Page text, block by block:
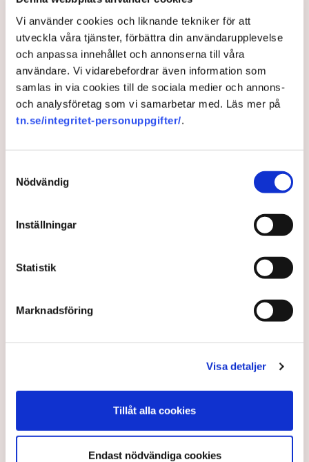
Vi använder cookies och liknande tekniker för att
utveckla våra tjänster, förbättra din användarupplevelse
och anpassa innehållet och annonserna till våra
användare. Vi vidarebefordrar även information som
samlas in via cookies till de sociala medier och annons-
och analysföretag som vi samarbetar med. Läs mer på
tn.se/integritet-personuppgifter/.
Nödvändig
Inställningar
Statistik
Marknadsföring
Visa detaljer
Tillåt alla cookies
Endast nödvändiga cookies
AI-sammanfattning
Torvtäkten i Grimsås har stoppats av aktivister
sedan 28 juli.
Polisen kritiseras för bristande agerande vid
aktionerna.
Polisinspektör Anna-Lena Mann förklarar polisens
40 personer misstänks med cirka 120
Polisen använder drönare och uniformerad polis
Samtidigt är polisarbetet komplext när det gäller
agera tillräckligt då aktionerna kan fortgå för öppen ridå.
resurserinte är tillräckliga
för att skydda verksamheten
I enledare i Svenska Dagbladetskrev Tove Lifvendahl
att polisen ”behöver utveckla sina metoder för att
och varnade för att det annars råder ”djungelns lag”.
På sociala medier ifrågasätts det om allemansrätten
bör ge utrymme för aktivister att blockera en
tillståndsgiven verksamhet, och om inte polisen borde